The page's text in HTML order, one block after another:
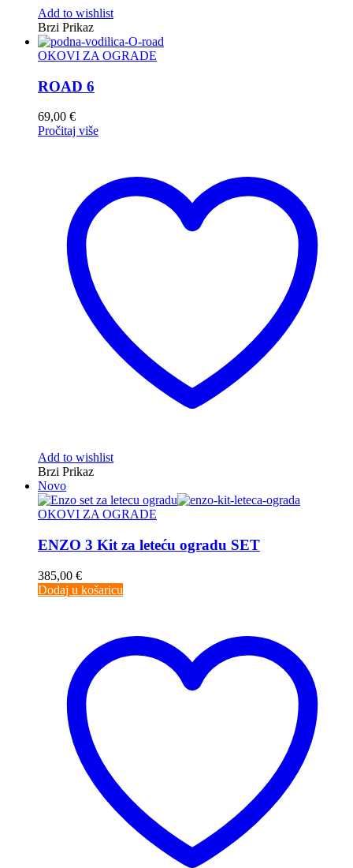
Add to wishlist
Brzi Prikaz
OKOVI ZA OGRADE
ROAD 6
69,00 €
Pročitaj više
Add to wishlist
Brzi Prikaz
Novo
OKOVI ZA OGRADE
ENZO 3 Kit za leteću ogradu SET
385,00 €
Dodaj u košaricu